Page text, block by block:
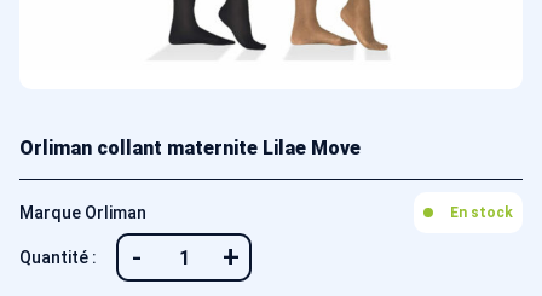
Orliman collant maternite Lilae Move
Marque Orliman En stock
Quantité : - +